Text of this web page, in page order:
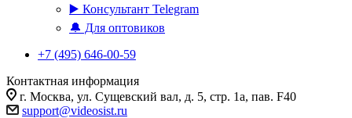
▶️ Консультант Telegram
🔔 Для оптовиков
+7 (495) 646-00-59
Контактная информация
г. Москва, ул. Сущевский вал, д. 5, стр. 1а, пав. F40
support@videosist.ru